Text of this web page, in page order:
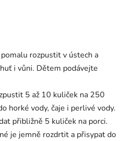
rozpustit v ústech a
i vůni. Dětem podávejte
5 až 10 kuliček na 250
horké vody, čaje i perlivé vody.
přibližně 5 kuliček na porci.
je jemně rozdrtit a přisypat do